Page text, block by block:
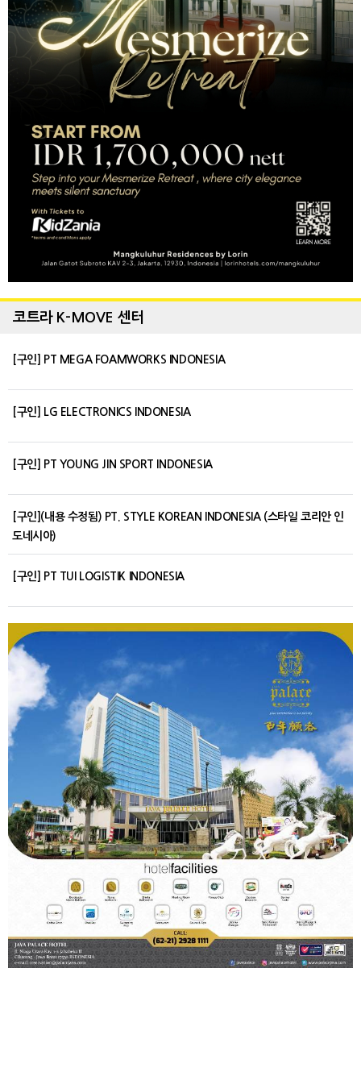
코트라 K-MOVE 센터
[구인] PT MEGA FOAMWORKS INDONESIA
[구인] LG ELECTRONICS INDONESIA
[구인] PT YOUNG JIN SPORT INDONESIA
[구인](내용 수정됨) PT. STYLE KOREAN INDONESIA (스타일 코리안 인
도네시아)
[구인] PT TUI LOGISTIK INDONESIA